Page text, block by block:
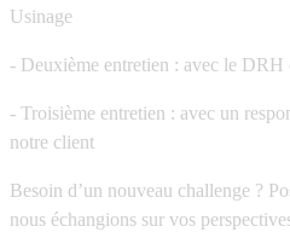
Usinage
- Deuxième entretien : avec le DRH
- Troisième entretien : avec un
notre client
Besoin d’un nouveau challenge ?
nous échangions sur vos